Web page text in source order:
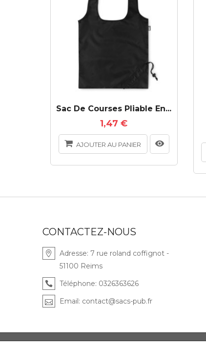
Sac De Courses Pliable En...
1,47 €
AJOUTER AU PANIER
CONTACTEZ-NOUS
Adresse: 7 rue roland coffignot -
51100 Reims
Téléphone: 0326363626
Email: contact@sacs-pub.fr